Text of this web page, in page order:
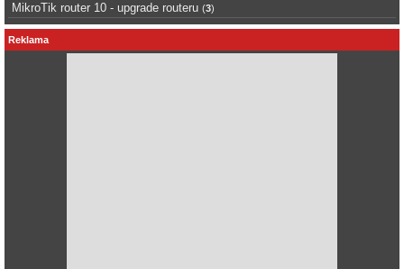
MikroTik router 10 - upgrade routeru (3)
Reklama